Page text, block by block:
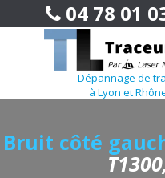
04 78 01
Dépannage de
à Lyon et
Bruit côté